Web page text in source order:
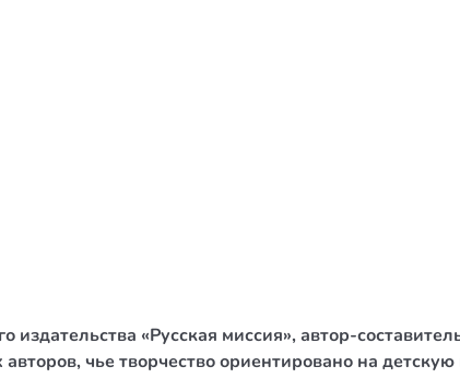
«Русская миссия», автор-
чье творчество ориентировано на